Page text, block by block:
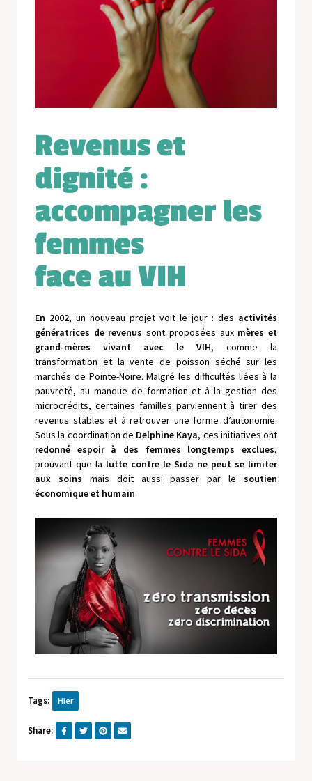
Revenus et
dignité :
accompagner les
femmes
face au VIH
En 2002, un nouveau projet voit le jour : des activités
génératrices de revenus sont proposées aux mères et
grand-mères
vivant avec le VIH, comme la
transformation et la vente de poisson séché sur les
marchés de Pointe-Noire. Malgré les difficultés liées à la
pauvreté, au manque de formation et à la gestion des
microcrédits, certaines familles parviennent à tirer des
revenus stables et à retrouver une forme d’autonomie.
Sous la coordination de Delphine Kaya, ces initiatives ont
redonné espoir à des femmes longtemps exclues,
prouvant que la lutte contre le Sida ne peut se limiter
aux soins mais doit aussi passer par le soutien
économique et humain.
Tags: Hier
Share: